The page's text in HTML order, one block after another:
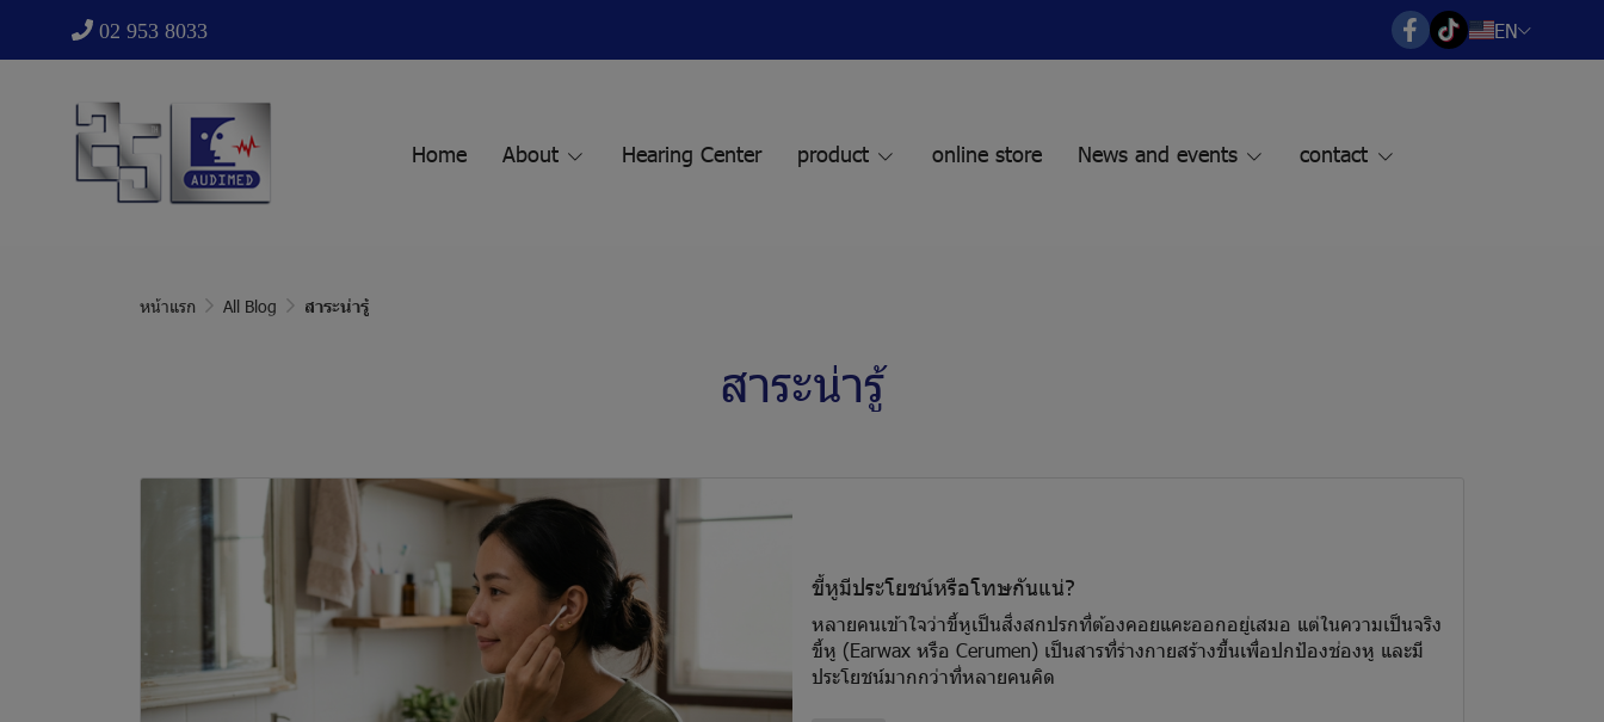
02 953 8033 EN
Home About Hearing Center product online store News and events contact
หน้าแรก All Blog สาระน่ารู้
สาระน่ารู้
ขี้หูมีประโยชน์หรือโทษกันแน่?
หลายคนเข้าใจว่าขี้หูเป็นสิ่งสกปรกที่ต้องคอยแคะออกอยู่เสมอ แต่ในความเป็นจริง
ขี้หู (Earwax หรือ Cerumen) เป็นสารที่ร่างกายสร้างขึ้นเพื่อปกป้องช่องหู และมี
ประโยชน์มากกว่าที่หลายคนคิด